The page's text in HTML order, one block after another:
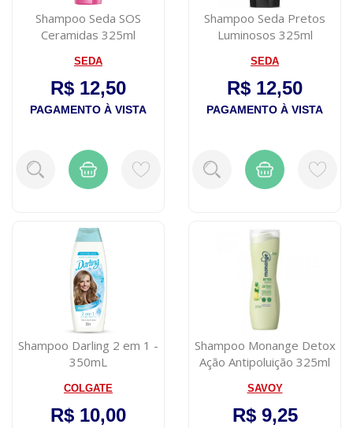
Shampoo Seda SOS
Ceramidas 325ml
SEDA
R$ 12,50
PAGAMENTO À VISTA
Shampoo Seda Pretos
Luminosos 325ml
SEDA
R$ 12,50
PAGAMENTO À VISTA
Shampoo Darling 2 em 1 -
350mL
COLGATE
R$ 10,00
Shampoo Monange Detox
Ação Antipoluição 325ml
SAVOY
R$ 9,25